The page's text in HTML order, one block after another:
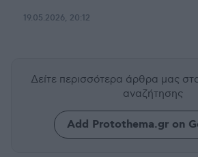
19.05.2026, 20:12
Δείτε περισσότερα άρθρα μας
αναζήτησης
Add Protothema.gr on